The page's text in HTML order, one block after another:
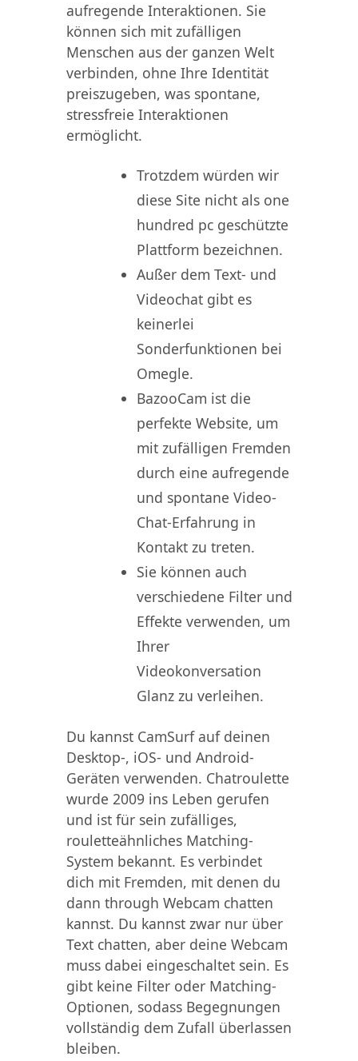
aufregende Interaktionen. Sie
können sich mit zufälligen
Menschen aus der ganzen Welt
verbinden, ohne Ihre Identität
preiszugeben, was spontane,
stressfreie Interaktionen
ermöglicht.
Trotzdem würden wir
diese Site nicht als one
hundred pc geschützte
Plattform bezeichnen.
Außer dem Text- und
Videochat gibt es
keinerlei
Sonderfunktionen bei
Omegle.
BazooCam ist die
perfekte Website, um
mit zufälligen Fremden
durch eine aufregende
und spontane Video-
Chat-Erfahrung in
Kontakt zu treten.
Sie können auch
verschiedene Filter und
Effekte verwenden, um
Ihrer
Videokonversation
Glanz zu verleihen.
Du kannst CamSurf auf deinen
Desktop-, iOS- und Android-
Geräten verwenden. Chatroulette
wurde 2009 ins Leben gerufen
und ist für sein zufälliges,
rouletteähnliches Matching-
System bekannt. Es verbindet
dich mit Fremden, mit denen du
dann through Webcam chatten
kannst. Du kannst zwar nur über
Text chatten, aber deine Webcam
muss dabei eingeschaltet sein. Es
gibt keine Filter oder Matching-
Optionen, sodass Begegnungen
vollständig dem Zufall überlassen
bleiben.